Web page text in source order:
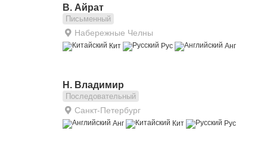
В. Айрат
Письменный
Набережные Челны
Кит Рус Анг
Н. Владимир
Последовательный
Санкт-Петербург
Анг Кит Рус